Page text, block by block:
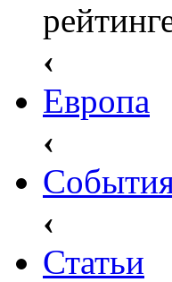
‹
Европа
‹
‹
Статьи